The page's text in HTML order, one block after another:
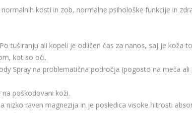
kosti in zob, normalne psihološke funkcije in
tuširanju ali kopeli je odličen čas za nanos, saj je koža
kot so oči.
Spray na problematična področja (pogosto na meča
poškodovani koži.
raven magnezija in je posledica visoke hitrosti